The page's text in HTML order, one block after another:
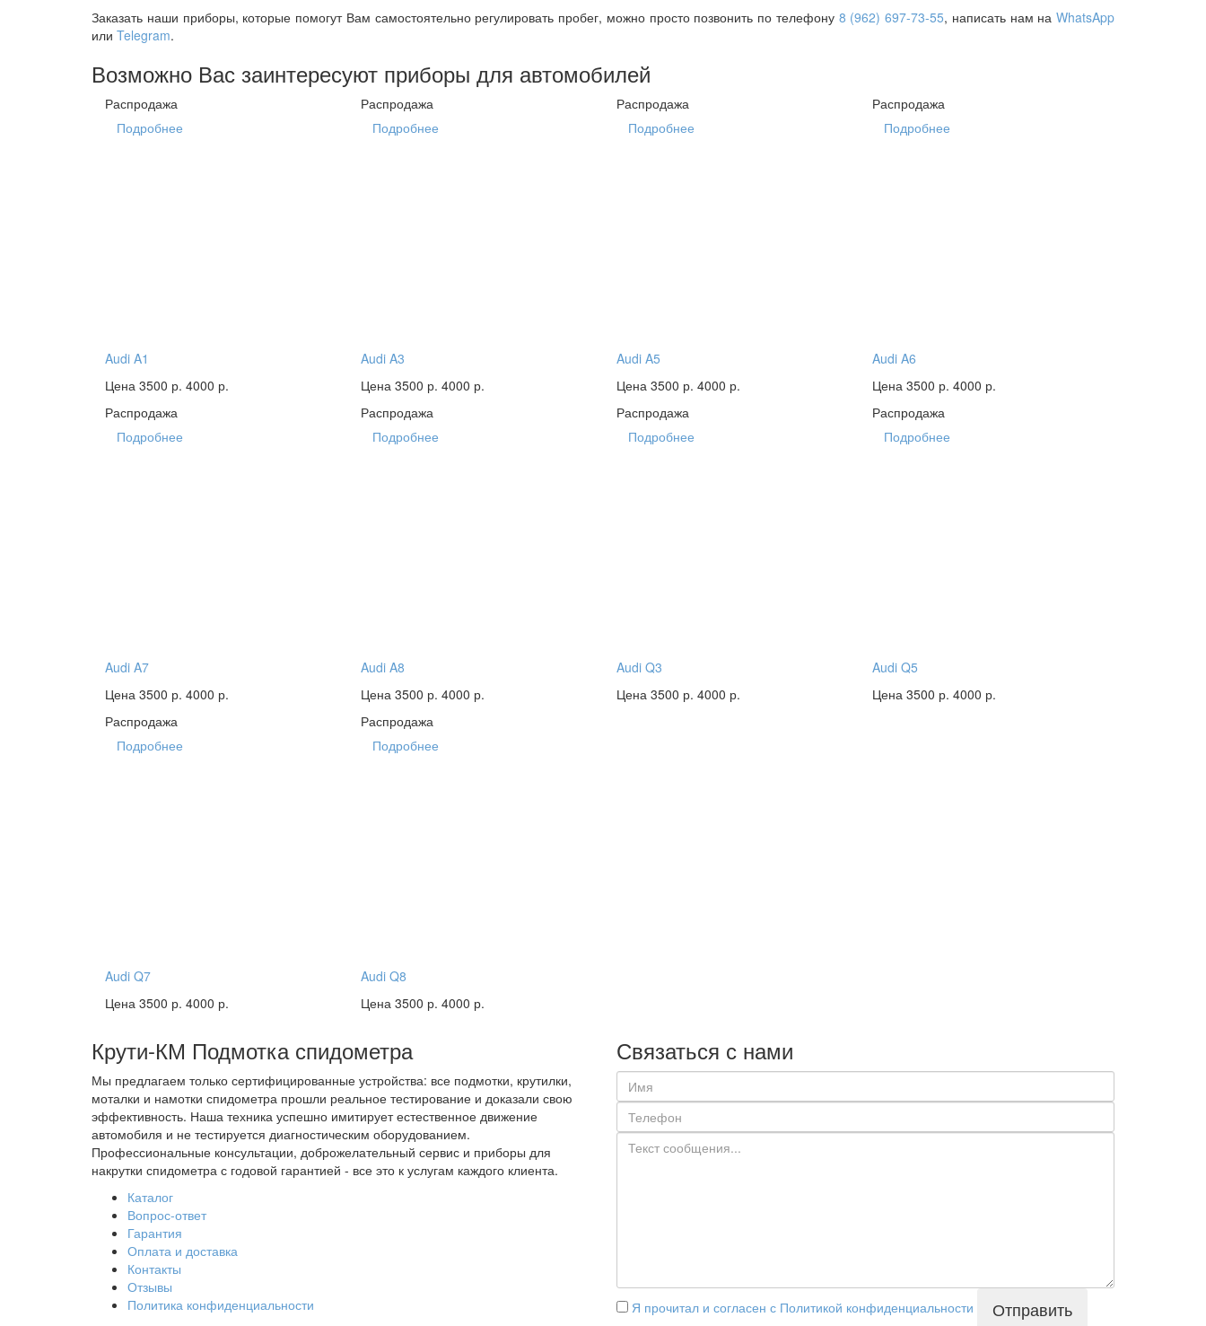
Заказать наши приборы, которые помогут Вам самостоятельно регулировать пробег, можно просто позвонить по телефону 8 (962) 697-73-55, написать нам на WhatsApp
или Telegram.
Возможно Вас заинтересуют приборы для автомобилей
Распродажа
Подробнее
Audi A1
Цена 3500 р. 4000 р.
Распродажа
Подробнее
Audi A3
Цена 3500 р. 4000 р.
Распродажа
Подробнее
Audi A5
Цена 3500 р. 4000 р.
Распродажа
Подробнее
Audi A6
Цена 3500 р. 4000 р.
Распродажа
Подробнее
Audi A7
Цена 3500 р. 4000 р.
Распродажа
Подробнее
Audi A8
Цена 3500 р. 4000 р.
Распродажа
Подробнее
Audi Q3
Цена 3500 р. 4000 р.
Распродажа
Подробнее
Audi Q5
Цена 3500 р. 4000 р.
Распродажа
Подробнее
Audi Q7
Цена 3500 р. 4000 р.
Распродажа
Подробнее
Audi Q8
Цена 3500 р. 4000 р.
Крути-КМ Подмотка спидометра
Мы предлагаем только сертифицированные устройства: все подмотки, крутилки,
моталки и намотки спидометра прошли реальное тестирование и доказали свою
эффективность. Наша техника успешно имитирует естественное движение
автомобиля и не тестируется диагностическим оборудованием.
Профессиональные консультации, доброжелательный сервис и приборы для
накрутки спидометра с годовой гарантией - все это к услугам каждого клиента.
Каталог
Вопрос-ответ
Гарантия
Оплата и доставка
Контакты
Отзывы
Политика конфиденциальности
Связаться с нами
Я прочитал и согласен с Политикой конфиденциальности Отправить